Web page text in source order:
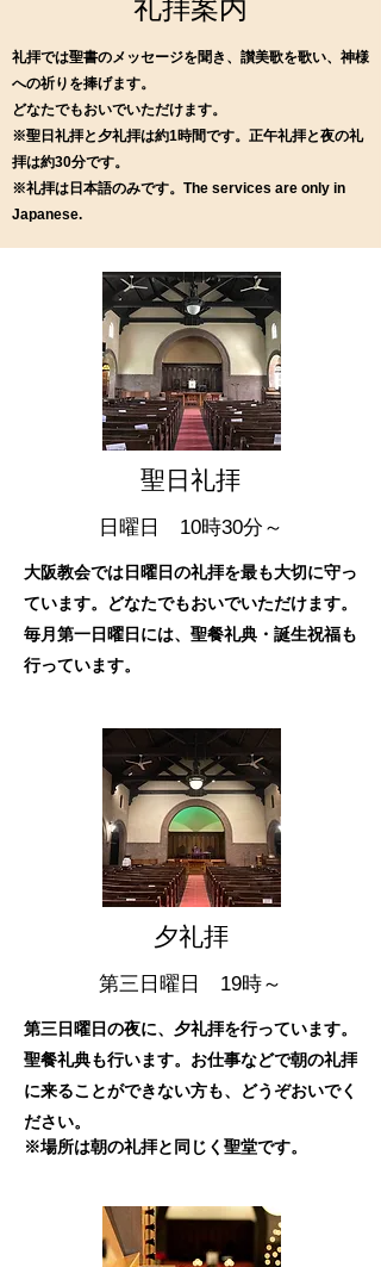
​礼拝案内
礼拝では聖書のメッセージを聞き、讃美歌を歌い、神様
への祈りを捧げます。
​どなたでもおいでいただけます。
※聖日礼拝と夕礼拝は約1時間です。 正午礼拝と夜の礼
拝は約30分です。
※礼拝は日本語のみです。The services are only in
Japanese.
​​聖日礼拝
日曜日 10時30分～
大阪教会では日曜日の礼拝を最も大切に守っ
ています。どなたでもおいでいただけます。
毎月第一日曜日には、聖餐礼典・誕生祝福も
行っています。
​夕礼拝
​​第三日曜日 19時～
第三日曜日の夜に、夕礼拝を行っています。
聖餐礼典も行います。お仕事などで朝の礼拝
に来ることができない方も、どうぞおいでく
ださい。
※場所は朝の礼拝と同じく聖堂です。